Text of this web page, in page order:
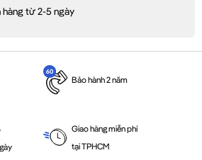
hàng từ 2-5 ngày
Bảo hành 2 năm
Giao hàng miễn phí
tại TPHCM